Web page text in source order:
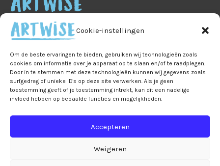
Cookie-instellingen
Om de beste ervaringen te bieden, gebruiken wij technologieën zoals
cookies om informatie over je apparaat op te slaan en/of te raadplegen.
Door in te stemmen met deze technologieën kunnen wij gegevens zoals
surfgedrag of unieke ID's op deze site verwerken. Als je geen
toestemming geeft of je toestemming intrekt, kan dit een nadelige
invloed hebben op bepaalde functies en mogelijkheden.
Accepteren
Weigeren
Home Veelgestelde vragen B2B
Privacy
Algemene voorwaarden
Privacy
Ruilen & retourneren
Leveringen & verzendkosten
Bestelling & betaling
Over Artwise